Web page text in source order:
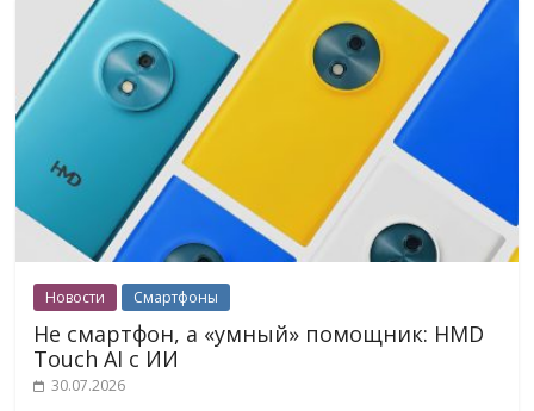
Новости Смартфоны
Не смартфон, а «умный» помощник: HMD
Touch AI с ИИ
30.07.2026